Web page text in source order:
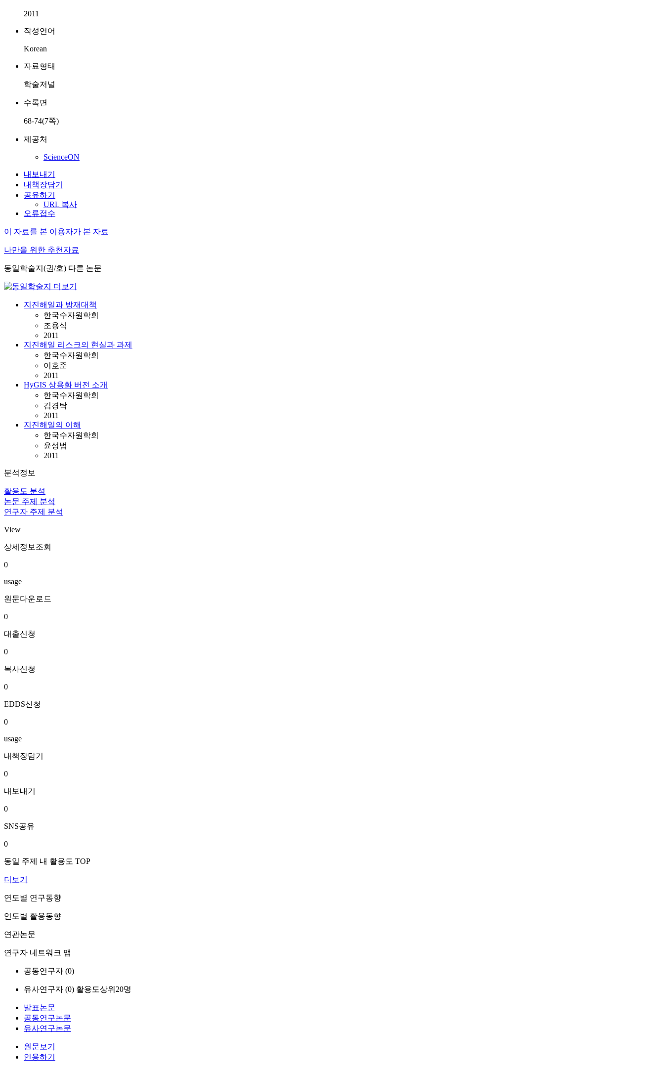
2011
작성언어
Korean
자료형태
학술저널
수록면
68-74(7쪽)
제공처
ScienceON
내보내기
내책장담기
공유하기
URL 복사
오류접수
이 자료를 본 이용자가 본 자료
나만을 위한 추천자료
동일학술지(권/호) 다른 논문
지진해일과 방재대책
한국수자원학회
조용식
2011
지진해일 리스크의 현실과 과제
한국수자원학회
이호준
2011
HyGIS 상용화 버전 소개
한국수자원학회
김경탁
2011
지진해일의 이해
한국수자원학회
윤성범
2011
분석정보
활용도 분석
논문 주제 분석
연구자 주제 분석
View
상세정보조회
0
usage
원문다운로드
0
대출신청
0
복사신청
0
EDDS신청
0
usage
내책장담기
0
내보내기
0
SNS공유
0
동일 주제 내 활용도 TOP
더보기
연도별 연구동향
연도별 활용동향
연관논문
연구자 네트워크 맵
공동연구자 (0)
유사연구자 (0) 활용도상위20명
발표논문
공동연구논문
유사연구논문
원문보기
인용하기